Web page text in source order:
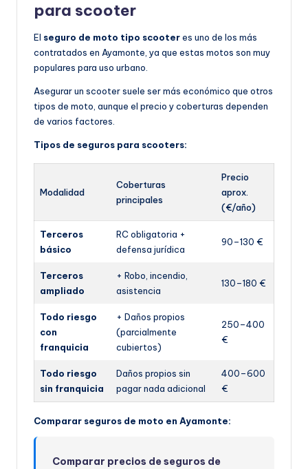
para scooter
El seguro de moto tipo scooteres uno de los más
contratados en Ayamonte, ya que estas motos son muy
populares para uso urbano.
Asegurar un scooter suele ser más económico que otros
tipos de moto, aunque el precio y coberturas dependen
de varios factores.
Tipos de seguros para scooters:
Modalidad
Coberturas
principales
Precio
aprox.
(€/año)
Terceros
básico
RC obligatoria +
defensa jurídica
90–130 €
Terceros
ampliado
+ Robo, incendio,
asistencia
130–180 €
Todo riesgo
con
franquicia
+ Daños propios
(parcialmente
cubiertos)
250–400
€
Todo riesgo
sin franquicia
Daños propios sin
pagar nada adicional
400–600
€
Comparar seguros de moto en Ayamonte:
Comparar precios de seguros de